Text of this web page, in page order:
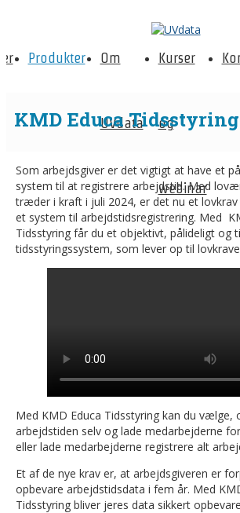
Produkter Om
UVdata
Kurser
og
webinar
KMD Educa Tidsstyring
Som arbejdsgiver er det vigtigt at have et
system til at registrere arbejdstid. Med
træder i kraft i juli 2024, er det nu et
et system til arbejdstidsregistrering. Med
Tidsstyring får du et objektivt, pålideligt og
tidsstyringssystem, som lever op til
Med KMD Educa Tidsstyring kan du vælge,
arbejdstiden selv og lade medarbejderne
eller lade medarbejderne registrere alt
Et af de nye krav er, at arbejdsgiveren er
opbevare arbejdstidsdata i fem år. Med
Tidsstyring bliver jeres data sikkert